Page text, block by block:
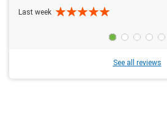
Last week
See all reviews